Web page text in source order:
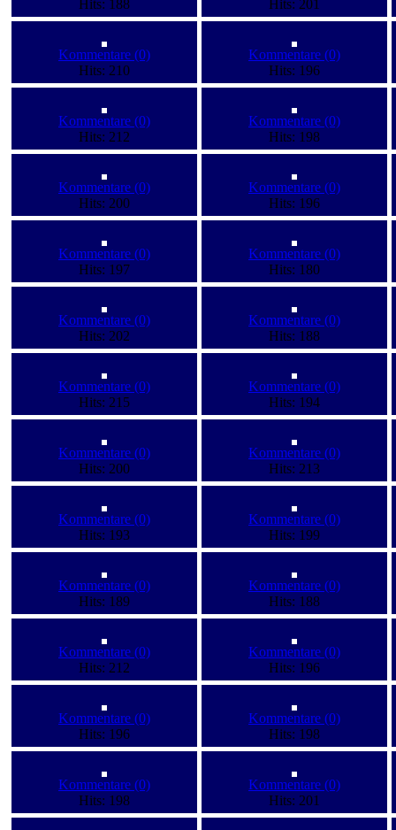
Hits: 188 Hits: 201
Kommentare (0)
Hits: 210
Kommentare (0)
Hits: 196
Kommentare (0)
Hits: 212
Kommentare (0)
Hits: 198
Kommentare (0)
Hits: 200
Kommentare (0)
Hits: 196
Kommentare (0)
Hits: 197
Kommentare (0)
Hits: 180
Kommentare (0)
Hits: 202
Kommentare (0)
Hits: 188
Kommentare (0)
Hits: 215
Kommentare (0)
Hits: 194
Kommentare (0)
Hits: 200
Kommentare (0)
Hits: 213
Kommentare (0)
Hits: 193
Kommentare (0)
Hits: 199
Kommentare (0)
Hits: 189
Kommentare (0)
Hits: 188
Kommentare (0)
Hits: 212
Kommentare (0)
Hits: 196
Kommentare (0)
Hits: 196
Kommentare (0)
Hits: 198
Kommentare (0)
Hits: 198
Kommentare (0)
Hits: 201